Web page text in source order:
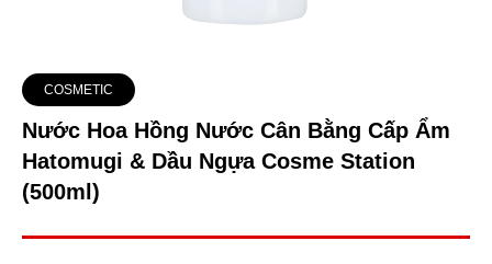
COSMETIC
Nước Hoa Hồng Nước Cân Bằng Cấp Ẩm
Hatomugi & Dầu Ngựa Cosme Station
(500ml)